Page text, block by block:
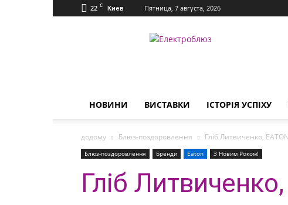
22 C Киев Пятница, 7 августа, 2026
Електроблюз
НОВИНИ ВИСТАВКИ ІСТОРІЯ УСПІХУ
додому Блюз-поздоровлення Гліб Литвиченко,
Блюз-поздоровлення Бренди Eaton З Новим Роком!
Гліб